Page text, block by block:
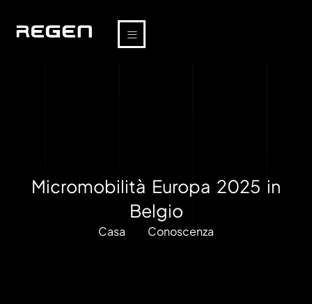
Micromobilità Europa 2025 in
Belgio
Casa Conoscenza